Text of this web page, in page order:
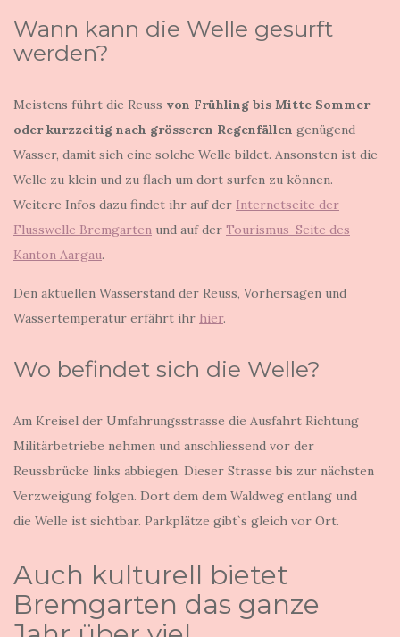
Wann kann die Welle gesurft
werden?
Meistens führt die Reuss von Frühling bis Mitte Sommer
oder kurzzeitig nach grösseren Regenfällen genügend
Wasser, damit sich eine solche Welle bildet. Ansonsten ist die
Welle zu klein und zu flach um dort surfen zu können.
Weitere Infos dazu findet ihr auf der Internetseite der
Flusswelle Bremgarten und auf der Tourismus-Seite des
Kanton Aargau.
Den aktuellen Wasserstand der Reuss, Vorhersagen und
Wassertemperatur erfährt ihr hier.
Wo befindet sich die Welle?
Am Kreisel der Umfahrungsstrasse die Ausfahrt Richtung
Militärbetriebe nehmen und anschliessend vor der
Reussbrücke links abbiegen. Dieser Strasse bis zur nächsten
Verzweigung folgen. Dort dem dem Waldweg entlang und
die Welle ist sichtbar. Parkplätze gibt`s gleich vor Ort.
Auch kulturell bietet
Bremgarten das ganze